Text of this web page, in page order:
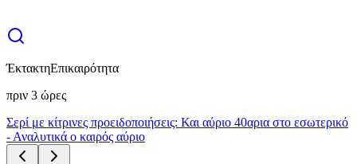
ΈκτακτηΕπικαιρότητα
πριν 3 ώρες
Σερί με κίτρινες προειδοποιήσεις: Και αύριο 40αρια στο εσωτερικό
- Αναλυτικά ο καιρός αύριο